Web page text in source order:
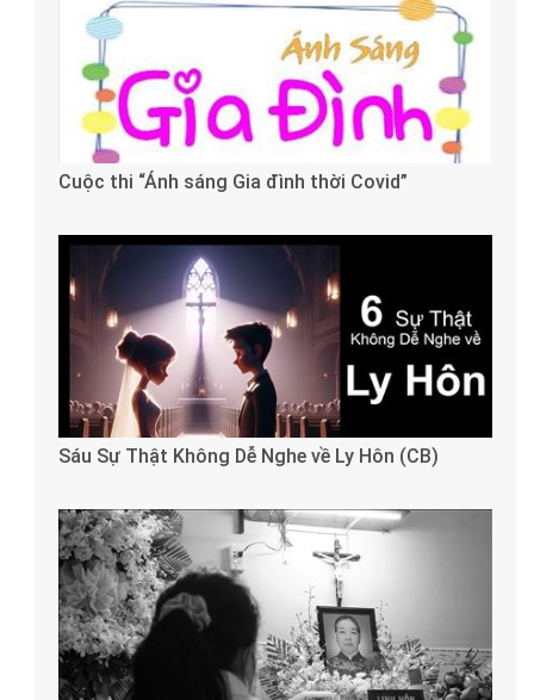
Cuộc thi “Ánh sáng Gia đình thời Covid”
Sáu Sự Thật Không Dễ Nghe về Ly Hôn (CB)